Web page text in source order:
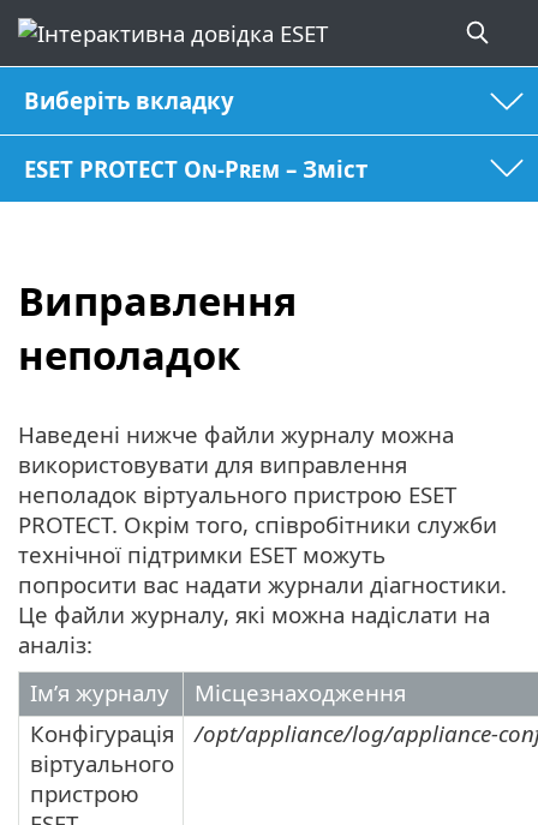
Виберіть вкладку
ESET PROTECT On-Prem – Зміст
Виправлення
неполадок
Наведені нижче файли журналу можна
використовувати для виправлення
неполадок віртуального пристрою ESET
PROTECT. Окрім того, співробітники служби
технічної підтримки ESET можуть
попросити вас надати журнали діагностики.
Це файли журналу, які можна надіслати на
аналіз:
Ім’я журналу
Місцезнаходження
Конфігурація
віртуального
пристрою
/opt/appliance/log/appliance-